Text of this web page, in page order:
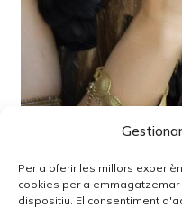
Per a oferir les millors
cookies per a
dispositiu. El consentiment